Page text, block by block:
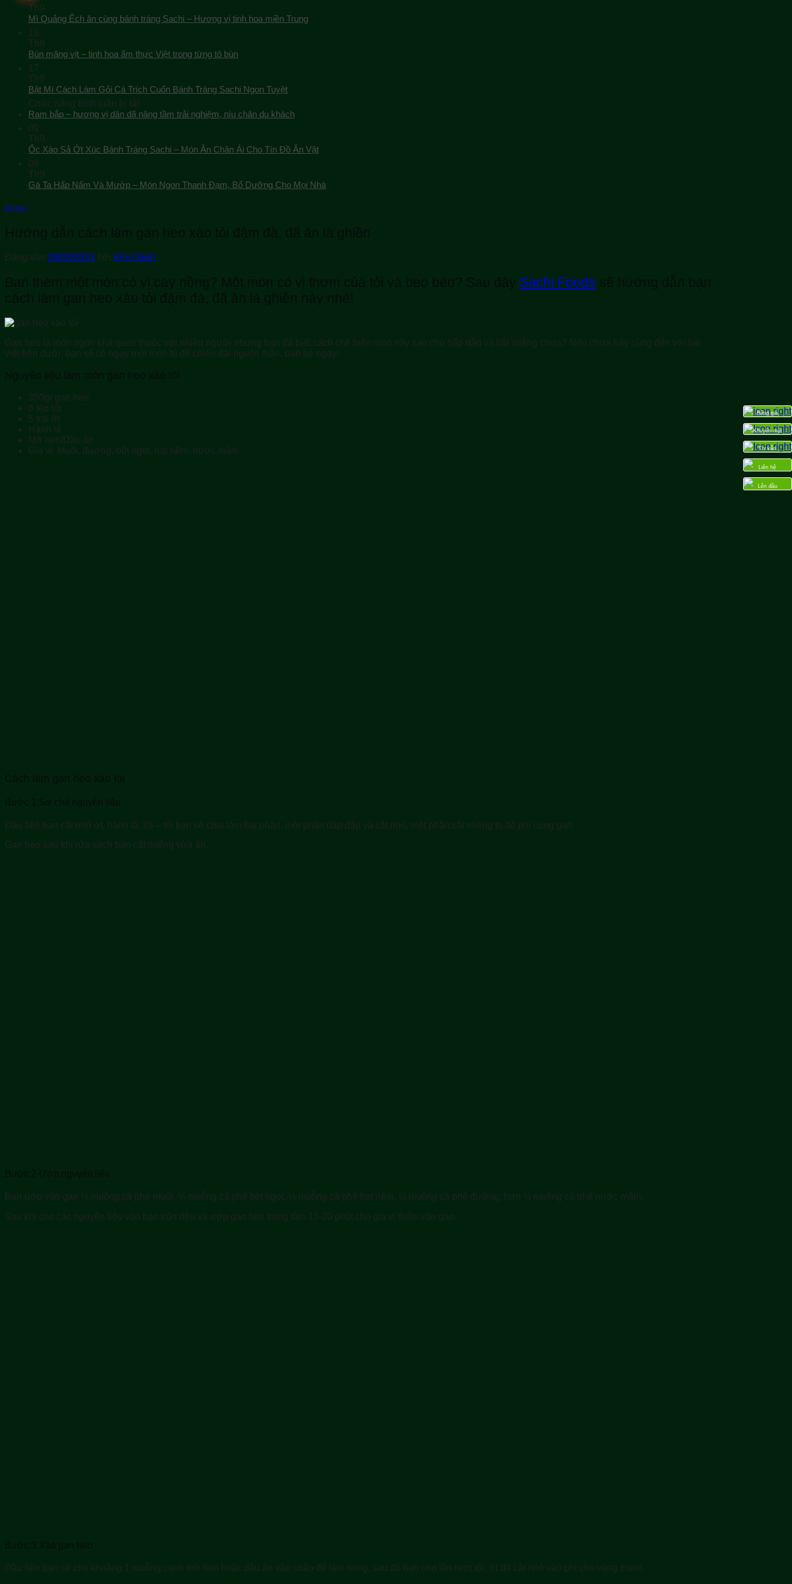
Th9
Mì Quảng Ếch ăn cùng bánh tráng Sachi – Hương vị tinh hoa miền Trung
19
Th9
Bún măng vịt – tinh hoa ẩm thực Việt trong từng tô bún
17
Th9
Bật Mí Cách Làm Gỏi Cá Trích Cuốn Bánh Tráng Sachi Ngon Tuyệt
Chức năng bình luận bị tắtở
Bật
Làm
Gỏi
Cuốn
Ngon
Tuyệt
Ram bắp – hương vị dân dã nâng tầm trải nghiệm, níu chân du khách
09
Th9
Ốc Xào Sả Ớt Xúc Bánh Tráng Sachi – Món Ăn Chân Ái Cho Tín Đồ Ăn Vặt
08
Th9
Gà Ta Hấp Nấm Và Mướp – Món Ngon Thanh Đạm, Bổ Dưỡng Cho Mọi Nhà
Ẩm thực
Hướng dẫn cách làm gan heo xào tỏi đậm đà, đã ăn là ghiền
Đăng vào 28/03/2023 bởi Kim Oanh
Bạn thèm một món có vị cay nồng? Một món có vị thơm của tỏi và beo béo? Sau đây Sachi Foods sẽ hướng dẫn bạn
cách làm gan heo xào tỏi đậm đà, đã ăn là ghiền này nhé!
Gan heo là món ngon khá quen thuộc với nhiều người nhưng bạn đã biết cách chế biến món này sao cho hấp dẫn và bắt miệng chưa? Nếu chưa hãy cùng đến với bài
viết bên dưới, bạn sẽ có ngay một món tủ để chiêu đãi người thân, bạn bè ngay!
Nguyên liệu làm món gan heo xào tỏi
350gr gan heo
6 tép tỏi
5 trái ớt
Hành lá
Mỡ heo/Dầu ăn
Gia vị: Muối, đường, bột ngọt, hạt nêm, nước mắm
Cách làm gan heo xào tỏi
Bước 1 Sơ chế nguyên liệu
Đầu tiên bạn cắt nhỏ ớt, hành lá, tỏi – tỏi bạn sẽ chia làm hai phần, một phần đập dập và cắt nhỏ, một phần cắt miếng to để phi cùng gan.
Gan heo sau khi rửa sạch bạn cắt miếng vừa ăn.
Bước 2 Ướp nguyên liệu
Bạn ướp vào gan ½ muỗng cà phê muối, ⅓ muỗng cà phê bột ngọt, ⅓ muỗng cà phê hạt nêm, ½ muỗng cà phê đường, hơn ½ muỗng cà phê nước mắm.
Sau khi cho các nguyên liệu vào bạn trộn đều và ướp gan heo trong tầm 15-20 phút cho gia vị thấm vào gan.
Bước 3 Xào gan heo
Đầu tiên bạn sẽ cho khoảng 1 muỗng canh mỡ heo hoặc dầu ăn vào chảo để làm nóng, sau đó bạn cho lần lượt tỏi, ớt đã cắt nhỏ vào phi cho vàng thơm.
Bảng giá
Khuyến mãi
Tư vấn
Liên hệ
Lên đầu